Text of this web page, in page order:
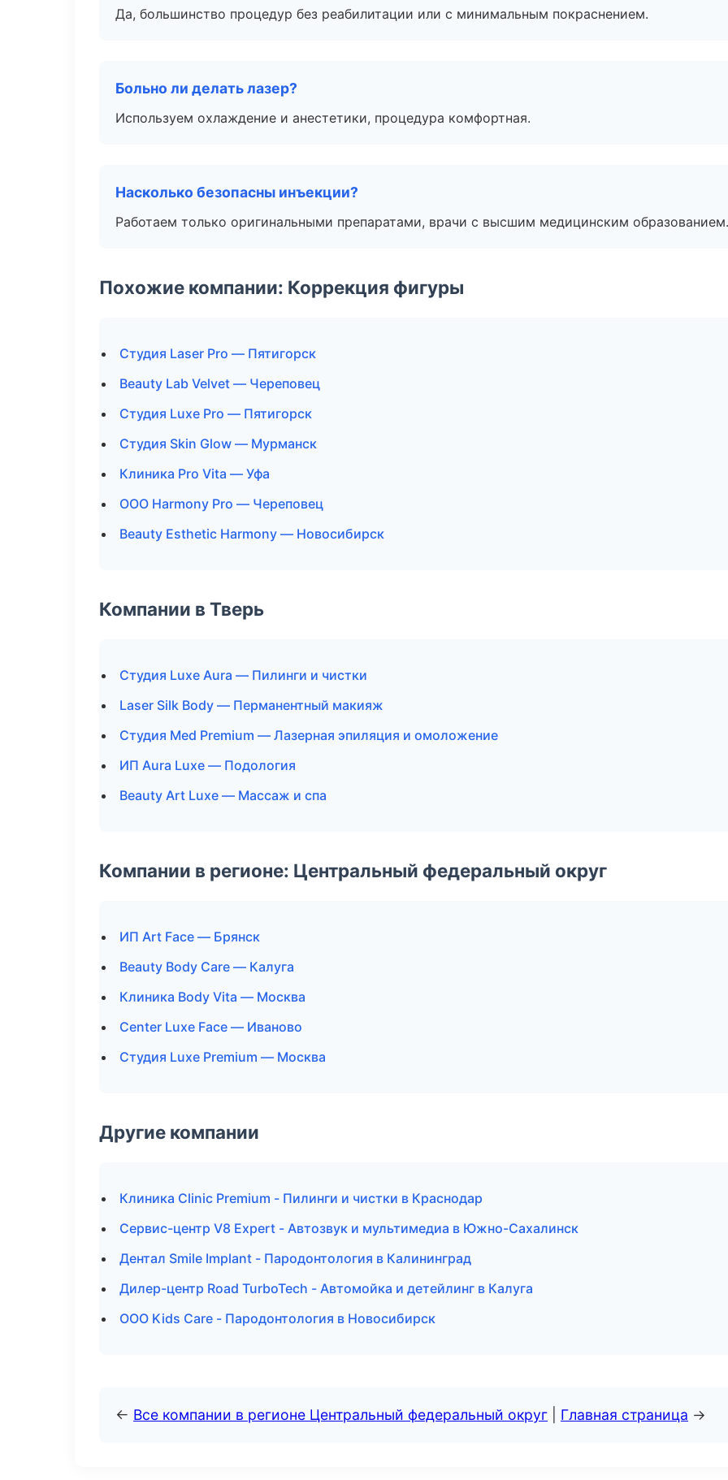
Да, большинство процедур без реабилитации или с минимальным покраснением.
Больно ли делать лазер?
Используем охлаждение и анестетики, процедура комфортная.
Насколько безопасны инъекции?
Работаем только оригинальными препаратами, врачи с высшим медицинским образованием.
Похожие компании: Коррекция фигуры
Студия Laser Pro — Пятигорск
Beauty Lab Velvet — Череповец
Студия Luxe Pro — Пятигорск
Студия Skin Glow — Мурманск
Клиника Pro Vita — Уфа
ООО Harmony Pro — Череповец
Beauty Esthetic Harmony — Новосибирск
Компании в Тверь
Студия Luxe Aura — Пилинги и чистки
Laser Silk Body — Перманентный макияж
Студия Med Premium — Лазерная эпиляция и омоложение
ИП Aura Luxe — Подология
Beauty Art Luxe — Массаж и спа
Компании в регионе: Центральный федеральный округ
ИП Art Face — Брянск
Beauty Body Care — Калуга
Клиника Body Vita — Москва
Center Luxe Face — Иваново
Студия Luxe Premium — Москва
Другие компании
Клиника Clinic Premium - Пилинги и чистки в Краснодар
Сервис-центр V8 Expert - Автозвук и мультимедиа в Южно-Сахалинск
Дентал Smile Implant - Пародонтология в Калининград
Дилер-центр Road TurboTech - Автомойка и детейлинг в Калуга
ООО Kids Care - Пародонтология в Новосибирск
← Все компании в регионе Центральный федеральный округ Главная страница →